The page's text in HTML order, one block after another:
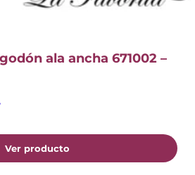
ala ancha 671002 –
Ver producto